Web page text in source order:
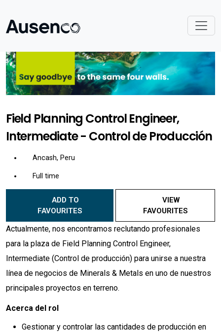
Field Planning Control Engineer,
Intermediate - Control de Producción
Ancash, Peru
Full time
FAVOURITES
VIEW
FAVOURITES
Actualmente, nos encontramos reclutando profesionales
para la plaza de Field Planning Control Engineer,
Intermediate (Control de producción) para unirse a nuestra
línea de negocios de Minerals & Metals en uno de nuestros
principales proyectos en terreno.
Acerca del rol
Gestionar y controlar las cantidades de producción en